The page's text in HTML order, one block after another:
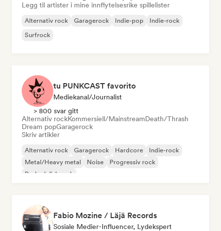
Legg til artister i mine innflytelsesrike spillelister
Alternativ rock Garagerock Indie-pop
Indie-rock
Surfrock
tu PUNKCAST favorito
Mediekanal/journalist
> 800 svar gitt
Alternativ rockKommersiell/MainstreamDeath/Thrash
Dream popGaragerock
Skriv artikler
Alternativ rock Garagerock Hardcore
Indie-rock
Metal/Heavy metal
Noise
Progressiv rock
Psykedelisk rock
Fabio Mozine / Läjä Records
Sosiale Medier-Influencer, Lydekspert